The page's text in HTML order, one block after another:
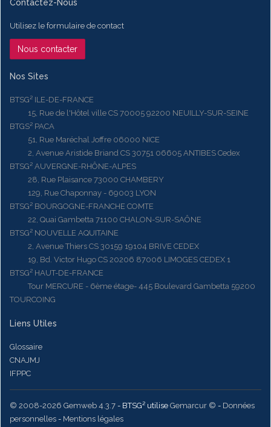
Contactez-Nous
Utilisez le formulaire de contact
Nous contacter
Nos Sites
BTSG² ILE-DE-FRANCE
15, Rue de l'Hôtel ville CS 70005 92200 NEUILLY-SUR-SEINE
BTGS² PACA
51, Rue Maréchal Joffre 06000 NICE
2, Avenue Aristide Briand CS 30751 06605 ANTIBES Cedex
BTSG² AUVERGNE-RHÔNE-ALPES
28, Rue Plaisance 73000 CHAMBERY
129, Rue Chaponnay - 69003 LYON
BTSG² BOURGOGNE-FRANCHE COMTE
22, Quai Gambetta 71100 CHALON-SUR-SAÔNE
BTSG² NOUVELLE AQUITAINE
2, Avenue Thiers CS 30159 19104 BRIVE CEDEX
19, Bd. Victor Hugo CS 20206 87006 LIMOGES CEDEX 1
BTSG² HAUT-DE-FRANCE
Tour MERCURE - 6ème étage- 445 Boulevard Gambetta 59200
TOURCOING
Liens Utiles
Glossaire
CNAJMJ
IFPPC
© 2008-2026 Gemweb 4.3.7 - BTSG² utilise Gemarcur © - Données
personnelles - Mentions légales